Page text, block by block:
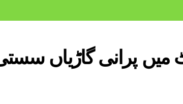
پرانی گاڑیاں